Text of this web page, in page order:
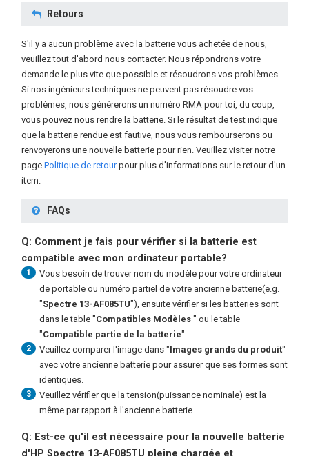
Retours
S'il y a aucun problème avec la batterie vous achetée de nous,
veuillez tout d'abord nous contacter. Nous répondrons votre
demande le plus vite que possible et résoudrons vos problèmes.
Si nos ingénieurs techniques ne peuvent pas résoudre vos
problèmes, nous générerons un numéro RMA pour toi, du coup,
vous pouvez nous rendre la batterie. Si le résultat de test indique
que la batterie rendue est fautive, nous vous rembourserons ou
renvoyerons une nouvelle batterie pour rien. Veuillez visiter notre
page Politique de retourpour plus d'informations sur le retour d'un
item.
FAQs
Q: Comment je fais pour vérifier si la batterie est
compatible avec mon ordinateur portable?
1
Vous besoin de trouver nom du modèle pour votre ordinateur
de portable ou numéro partiel de votre ancienne batterie(e.g.
"Spectre 13-AF085TU"), ensuite vérifier si les batteries sont
dans le table "Compatibles Modèles " ou le table
"Compatible partie de la batterie".
2 Veuillez comparer l'image dans "Images grands du produit"
avec votre ancienne batterie pour assurer que ses formes sont
identiques.
3
Veuillez vérifier que la tension(puissance nominale) est la
même par rapport à l'ancienne batterie.
Q: Est-ce qu'il est nécessaire pour la nouvelle batterie
d'HP Spectre 13-AF085TU pleine chargée et